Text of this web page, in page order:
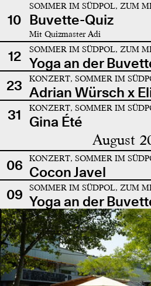
10
SOMMER IM SÜDPOL, ZUM
Buvette-Quiz
Mit Quizmaster Adi
12 SOMMER IM SÜDPOL, ZUM
Yoga an der
23
KONZERT, SOMMER IM
Adrian Würsch x
31
KONZERT, SOMMER IM
Gina Été
August
06 KONZERT, SOMMER IM
Cocon Javel
09
SOMMER IM SÜDPOL, ZUM
Yoga an der